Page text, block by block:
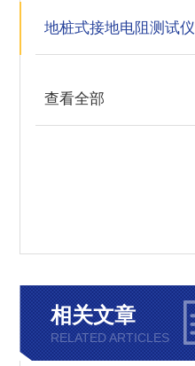
地桩式接地电阻测试仪
查看全部
相关文章
RELATED ARTICLES